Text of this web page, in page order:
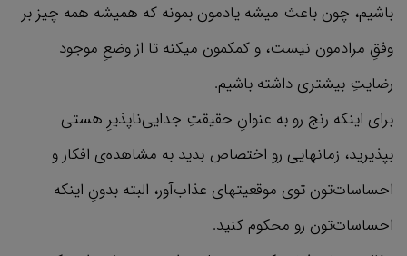
باشیم، چون باعث میشه یادمون بمونه که همیشه همه چیز بر
وفقِ مرادمون نیست، و کمکمون میکنه تا از وضعِ موجود
رضایتِ بیشتری داشته باشیم.
برای اینکه رنج رو به عنوانِ حقیقتِ جدایی‌ناپذیرِ هستی
بپذیرید، زمانهایی رو اختصاص بدید به مشاهده‌ی افکار و
احساسات‌تون توی موقعیتهای عذاب‌آور، البته بدونِ اینکه
احساسات‌تون رو محکوم کنید.